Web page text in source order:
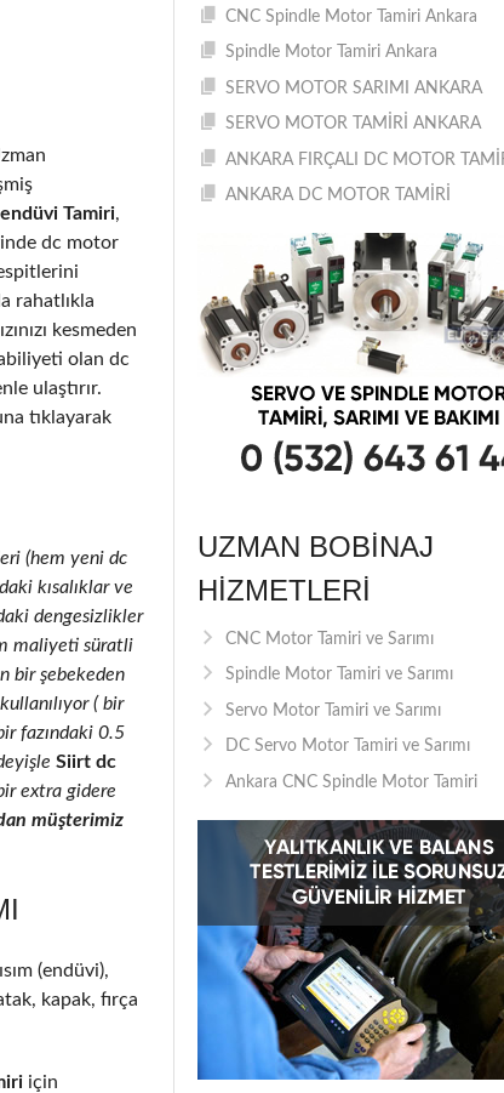
Tamiri,
dc motor
rahatlıkla
kesmeden
olan dc
ulaştırır.
tıklayarak
(hem yeni dc
kısalıklar ve
dengesizlikler
maliyeti süratli
bir şebekeden
( bir
fazındaki 0.5
Siirt dc
extra gidere
müşterimiz
(endüvi),
kapak, fırça
için
CNC Spindle Motor Tamiri Ankara
Spindle Motor Tamiri Ankara
SERVO MOTOR SARIMI ANKARA
SERVO MOTOR TAMİRİ ANKARA
ANKARA FIRÇALI DC MOTOR
ANKARA DC MOTOR TAMİRİ
UZMAN BOBINAJ
HIZMETLERI
CNC Motor Tamiri ve Sarımı
Spindle Motor Tamiri ve Sarımı
Servo Motor Tamiri ve Sarımı
DC Servo Motor Tamiri ve Sarımı
Ankara CNC Spindle Motor Tamiri